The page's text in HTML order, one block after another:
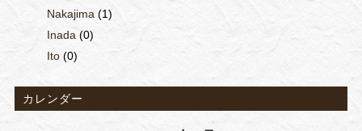
Nakajima (1)
Inada (0)
Ito(0)
カレンダー